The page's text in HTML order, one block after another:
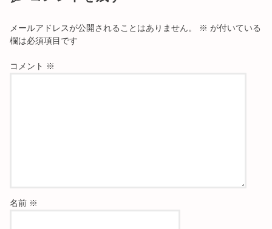
メールアドレスが公開されることはありません。 ※ が付いている
欄は必須項目です
コメント ※
名前 ※